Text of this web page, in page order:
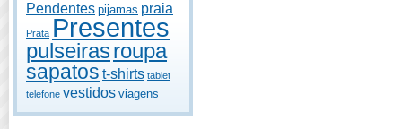
Pendentes pijamas praia
Prata Presentes
pulseirasroupa
sapatos t-shirts tablet
telefone vestidos viagens